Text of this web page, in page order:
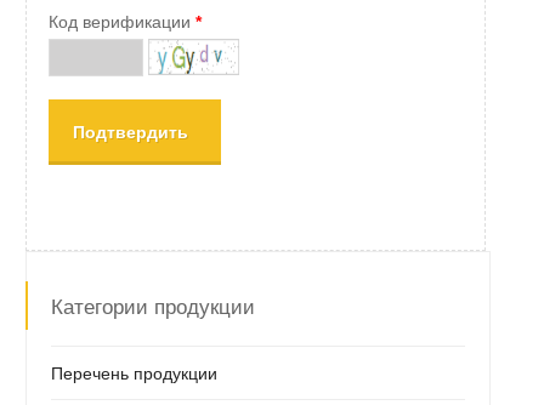
Код верификации *
Подтвердить
Категории продукции
Перечень продукции